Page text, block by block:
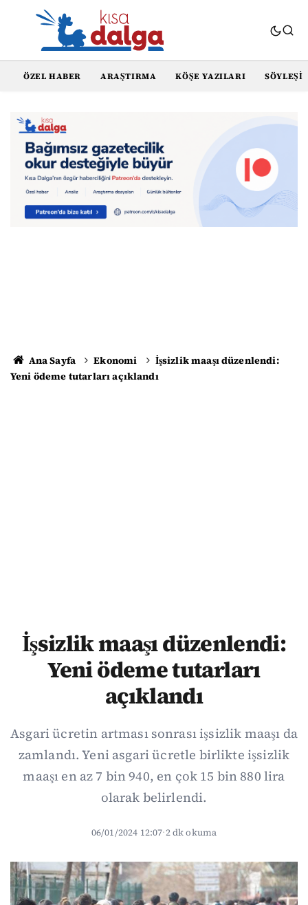
ÖZEL HABER ARAŞTIRMA KÖŞE YAZILARI SÖYLEŞI
Ana Sayfa Ekonomi
İşsizlik maaşı düzenlendi:
Yeni ödeme tutarları açıklandı
İşsizlik maaşı düzenlendi:
Yeni ödeme tutarları
açıklandı
Asgari ücretin artması sonrası işsizlik maaşı da
zamlandı. Yeni asgari ücretle birlikte işsizlik
maaşı en az 7 bin 940, en çok 15 bin 880 lira
olarak belirlendi.
06/01/2024 12:07·2 dk okuma